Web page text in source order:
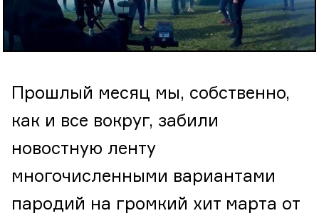
Прошлый месяц мы, собственно,
как и все вокруг, забили
новостную ленту
многочисленными вариантами
пародий на громкий хит марта от